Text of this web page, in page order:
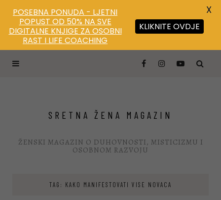
SRETNA ŽENA MAGAZIN
ŽENSKI MAGAZIN O DUHOVNOSTI, MISTICIZMU I
OSOBNOM RAZVOJU
TAG: KAKO MANIFESTOVATI VISE NOVACA
POSEBNA PONUDA - LJETNI
POPUST OD 50% NA SVE
DIGITALNE KNJIGE ZA OSOBNI
RAST I LIFE COACHING
KLIKNITE OVDJE
X